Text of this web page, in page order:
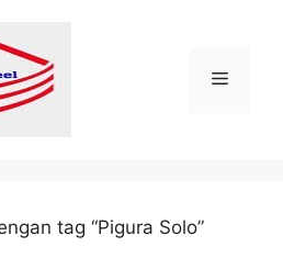
Menu
tag “Pigura Solo”